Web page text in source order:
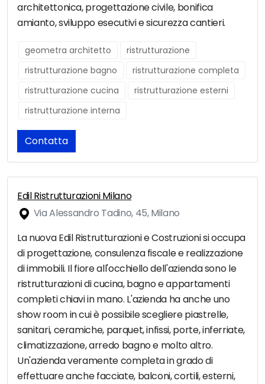
architettonica, progettazione civile, bonifica
amianto, sviluppo esecutivi e sicurezza cantieri.
geometra architetto
ristrutturazione
ristrutturazione bagno
ristrutturazione completa
ristrutturazione cucina
ristrutturazione esterni
ristrutturazione interna
Contatta
Edil Ristrutturazioni Milano
Via Alessandro Tadino, 45, Milano
La nuova Edil Ristrutturazioni e Costruzioni si occupa
di progettazione, consulenza fiscale e realizzazione
di immobili. Il fiore all'occhiello dell'azienda sono le
ristrutturazioni di cucina, bagno e appartamenti
completi chiavi in mano. L'azienda ha anche uno
show room in cui è possibile scegliere piastrelle,
sanitari, ceramiche, parquet, infissi, porte, inferriate,
climatizzazione, arredo bagno e molto altro.
Un'azienda veramente completa in grado di
effettuare anche facciate, balconi, cortili, esterni,